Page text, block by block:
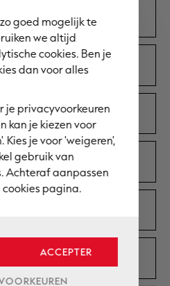
maat?
mogelijk zijn bij de
bij Loratex?
van
alle woningstijlen?
van een
Loratex?
bij Loratex?
goed mogelijk te
we altijd
cookies. Ben je
dan voor alles
je privacyvoorkeuren
kan je kiezen voor
Kies je voor 'weigeren',
gebruik van
Achteraf aanpassen
pagina.
ACCEPTER